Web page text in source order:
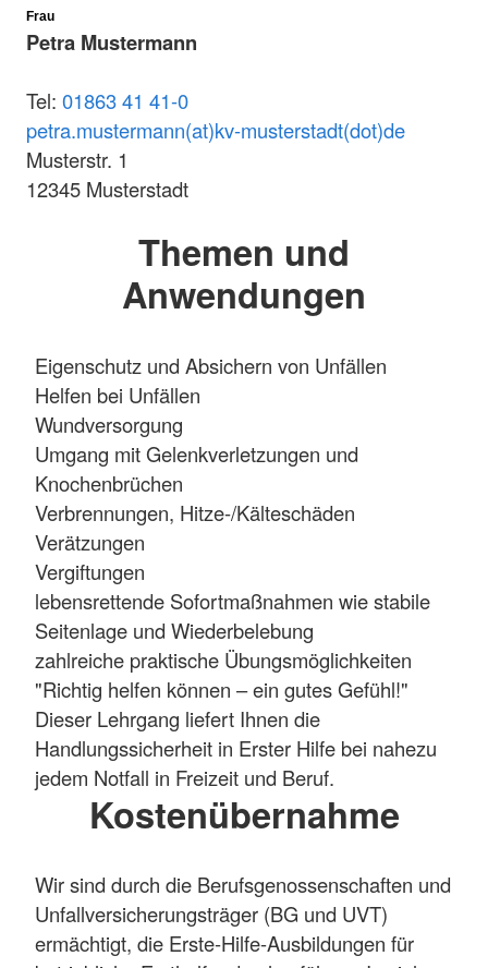
Frau
Petra Mustermann
Tel: 01863 41 41-0
petra.mustermann(at)kv-musterstadt(dot)de
Musterstr. 1
12345 Musterstadt
Themen und
Anwendungen
Eigenschutz und Absichern von Unfällen
Helfen bei Unfällen
Wundversorgung
Umgang mit Gelenkverletzungen und
Knochenbrüchen
Verbrennungen, Hitze-/Kälteschäden
Verätzungen
Vergiftungen
lebensrettende Sofortmaßnahmen wie stabile
Seitenlage und Wiederbelebung
zahlreiche praktische Übungsmöglichkeiten
"Richtig helfen können – ein gutes Gefühl!"
Dieser Lehrgang liefert Ihnen die
Handlungssicherheit in Erster Hilfe bei nahezu
jedem Notfall in Freizeit und Beruf.
Kostenübernahme
Wir sind durch die Berufsgenossenschaften und
Unfallversicherungsträger (BG und UVT)
ermächtigt, die Erste-Hilfe-Ausbildungen für